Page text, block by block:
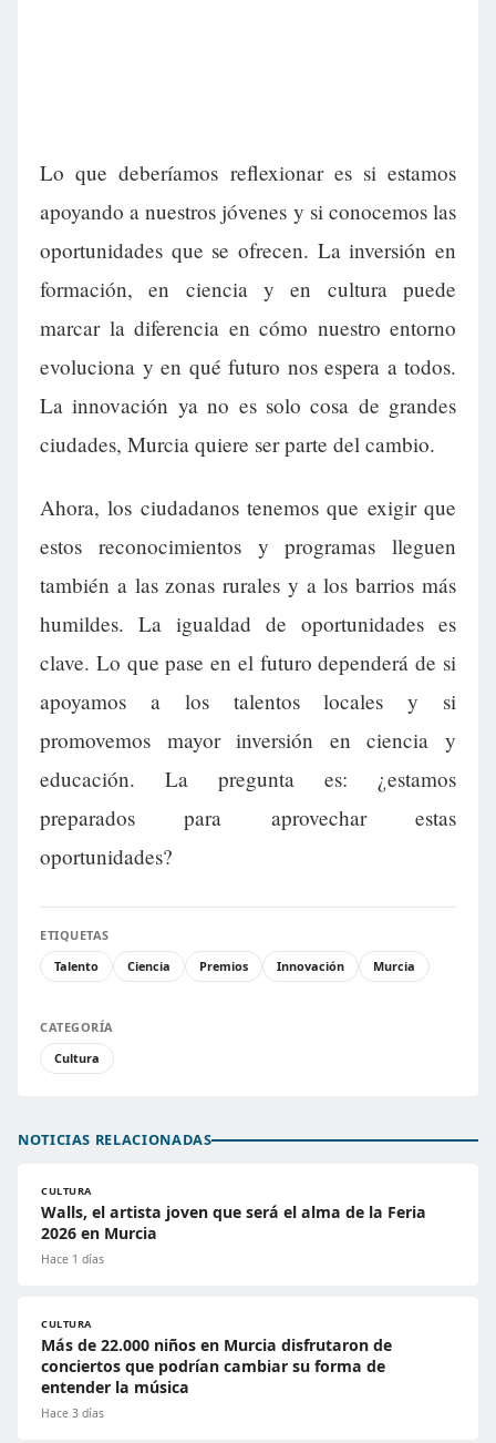
Lo que deberíamos reflexionar es si estamos
apoyando a nuestros jóvenes y si conocemos las
oportunidades que se ofrecen. La inversión en
formación, en ciencia y en cultura puede
marcar la diferencia en cómo nuestro entorno
evoluciona y en qué futuro nos espera a todos.
La innovación ya no es solo cosa de grandes
ciudades, Murcia quiere ser parte del cambio.
Ahora, los ciudadanos tenemos que exigir que
estos reconocimientos y programas lleguen
también a las zonas rurales y a los barrios más
humildes. La igualdad de oportunidades es
clave. Lo que pase en el futuro dependerá de si
apoyamos a los talentos locales y si
promovemos mayor inversión en ciencia y
educación. La pregunta es: ¿estamos
preparados para aprovechar estas
oportunidades?
ETIQUETAS
Talento
Ciencia Premios Innovación Murcia
CATEGORÍA
Cultura
NOTICIAS RELACIONADAS
CULTURA
Walls, el artista joven que será el alma de la Feria
2026 en Murcia
Hace 1 días
CULTURA
Más de 22.000 niños en Murcia disfrutaron de
conciertos que podrían cambiar su forma de
entender la música
Hace 3 días